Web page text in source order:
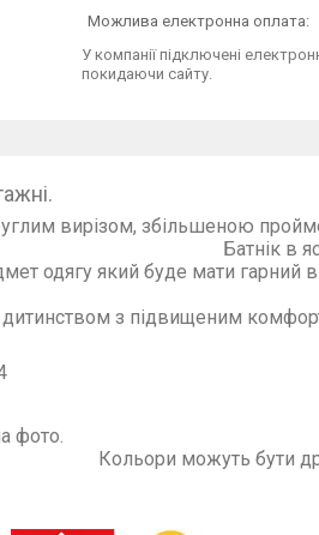
У компанії підключені
покидаючи сайту.
вирізом, збільшеною
Батнік в
одягу який буде мати
, або
з підвищеним
можуть